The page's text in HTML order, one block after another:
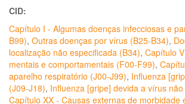
CID:
Capítulo I - Algumas doenças infecciosas e
B99), Outras doenças por vírus (B25-B34),
localização não especificada (B34), Capítulo
mentais e comportamentais (F00-F99),
aparelho respiratório (J00-J99), Influenza
(J09-J18), Influenza [gripe] devida a vírus
Capítulo XX - Causas externas de morbidade